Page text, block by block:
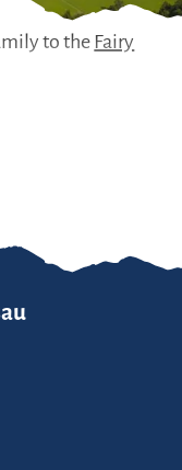
to the Fairy